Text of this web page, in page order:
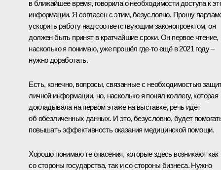
в ближайшее время, говорила о необходимости доступа к
информации. Я согласен с этим, безусловно. Прошу
ускорить работу над соответствующим законопроектом, он
должен быть принят в кратчайшие сроки. Он первое чтение,
насколько я понимаю, уже прошёл где-то ещё в 2021 году –
нужно доработать.
Есть, конечно, вопросы, связанные с необходимостью
личной информации, но, насколько я понял коллегу, которая
докладывала на первом этаже на выставке, речь идёт
об обезличенных данных. И это, безусловно, будет
повышать эффективность оказания медицинской помощи.
Хорошо понимаю те опасения, которые здесь возникают как
со стороны государства, так и со стороны бизнеса. Нужно